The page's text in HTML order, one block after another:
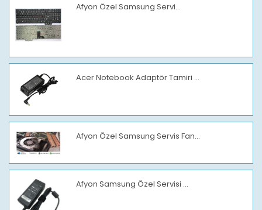
Afyon Özel Samsung Servi...
Acer Notebook Adaptör Tamiri ...
Afyon Özel Samsung Servis Fan...
Afyon Samsung Özel Servisi ...